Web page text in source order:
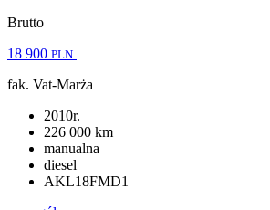
Brutto
18 900 PLN
fak. Vat-Marża
2010r.
226 000 km
manualna
diesel
AKL18FMD1